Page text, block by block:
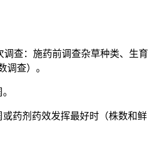
调查：施药前调查杂草种类、生育
调查）。
药剂药效发挥最好时（株数和鲜